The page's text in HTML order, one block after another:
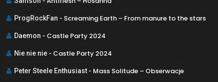
ProgRockFan - Screaming Earth – From manure to the stars
Daemon - Castle Party 2024
Nie nie nie - Castle Party 2024
Peter Steele Enthusiast - Mass Solitude – Obserwacje